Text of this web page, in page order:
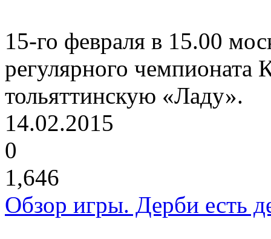
15-го февраля в 15.00
регулярного
тольяттинскую «Ладу».
14.02.2015
0
1,646
Обзор игры. Дерби есть